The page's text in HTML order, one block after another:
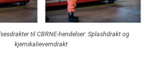
til CBRNE-hendelser: Splashdrakt og
kjemikalieverndrakt